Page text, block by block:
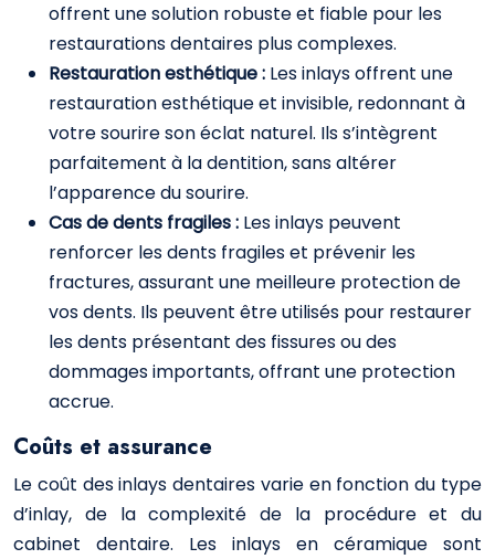
offrent une solution robuste et fiable pour les
restaurations dentaires plus complexes.
Restauration esthétique : Les inlays offrent une
restauration esthétique et invisible, redonnant à
votre sourire son éclat naturel. Ils s’intègrent
parfaitement à la dentition, sans altérer
l’apparence du sourire.
Cas de dents fragiles : Les inlays peuvent
renforcer les dents fragiles et prévenir les
fractures, assurant une meilleure protection de
vos dents. Ils peuvent être utilisés pour restaurer
les dents présentant des fissures ou des
dommages importants, offrant une protection
accrue.
Coûts et assurance
Le coût des inlays dentaires varie en fonction du type
d’inlay, de la complexité de la procédure et du
cabinet dentaire. Les inlays en céramique sont